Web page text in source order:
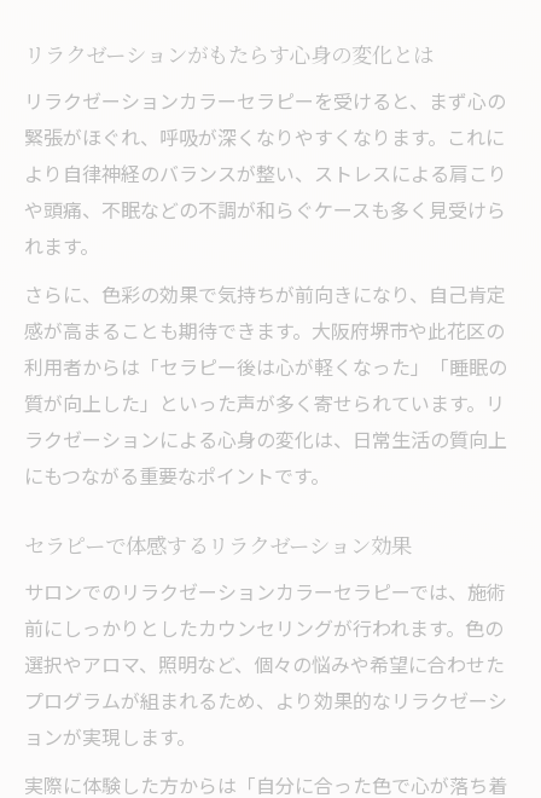
忙しい毎日にリラクゼーションを取り入れ
る工夫
女性向けリラクゼーションサロンの選び方
効率よく心身をリセットするリラクゼーシ
ョン習慣
日常で実践できるリラクゼーションの楽し
み方
色彩を活用したセラピーの効果と実感
色彩の選択がリラクゼーションにもたらす
効果
実際に感じたリラクゼーション体験談
リラクゼーション後の心身の変化について
色彩を使ったリラクゼーションの科学的根
拠
リラクゼーションがもたらす心身の変化とは
リラクゼーションカラーセラピーを受けると、まず心の
緊張がほぐれ、呼吸が深くなりやすくなります。これに
より自律神経のバランスが整い、ストレスによる肩こり
や頭痛、不眠などの不調が和らぐケースも多く見受けら
れます。
さらに、色彩の効果で気持ちが前向きになり、自己肯定
感が高まることも期待できます。大阪府堺市や此花区の
利用者からは「セラピー後は心が軽くなった」「睡眠の
質が向上した」といった声が多く寄せられています。リ
ラクゼーションによる心身の変化は、日常生活の質向上
にもつながる重要なポイントです。
セラピーで体感するリラクゼーション効果
サロンでのリラクゼーションカラーセラピーでは、施術
前にしっかりとしたカウンセリングが行われます。色の
選択やアロマ、照明など、個々の悩みや希望に合わせた
プログラムが組まれるため、より効果的なリラクゼーシ
ョンが実現します。
実際に体験した方からは「自分に合った色で心が落ち着